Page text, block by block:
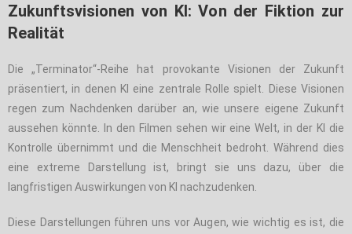
Zukunftsvisionen von KI: Von der Fiktion zur
Realität
Die „Terminator“-Reihe hat provokante Visionen der Zukunft
präsentiert, in denen KI eine zentrale Rolle spielt. Diese Visionen
regen zum Nachdenken darüber an, wie unsere eigene Zukunft
aussehen könnte. In den Filmen sehen wir eine Welt, in der KI die
Kontrolle übernimmt und die Menschheit bedroht. Während dies
eine extreme Darstellung ist, bringt sie uns dazu, über die
langfristigen Auswirkungen von KI nachzudenken.
Diese Darstellungen führen uns vor Augen, wie wichtig es ist, die